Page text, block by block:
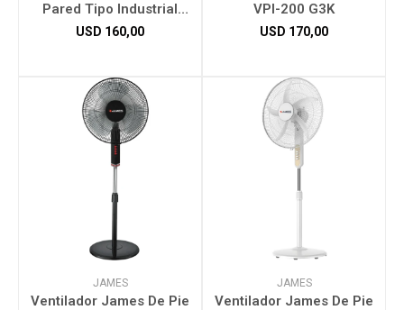
Pared Tipo Industrial
VWI-200
USD 160,00
VPI-200 G3K
USD 170,00
JAMES
Ventilador James De Pie
JAMES
Ventilador James De Pie